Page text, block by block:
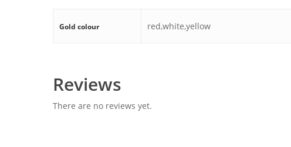
Gold colour red,white,yellow
Reviews
There are no reviews yet.